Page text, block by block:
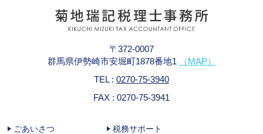
〒372-0007
群馬県伊勢崎市安堀町1878番地1
（MAP）
TEL : 0270-75-3940
FAX : 0270-75-3941
ごあいさつ 税務サポート